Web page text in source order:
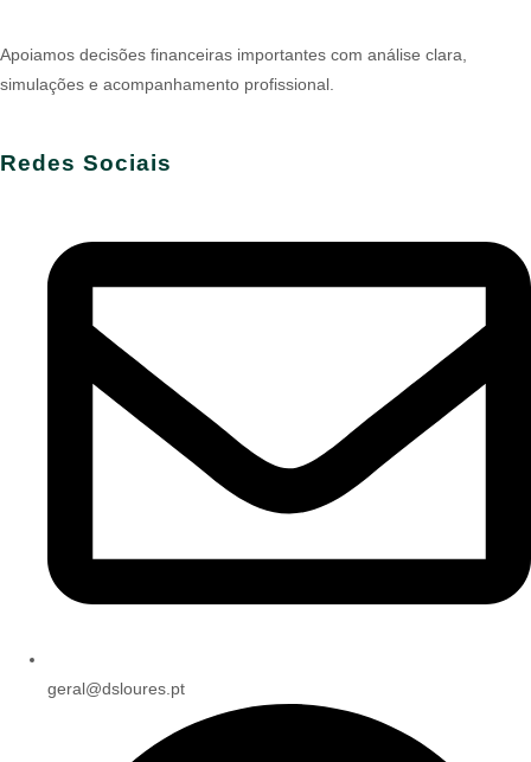
Apoiamos decisões financeiras importantes com análise clara,
simulações e acompanhamento profissional.
Redes Sociais
geral@dsloures.pt